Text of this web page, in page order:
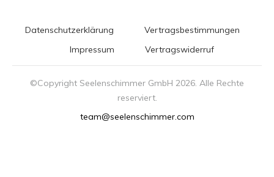
Datenschutzerklärung
Vertragsbestimmungen
Impressum
Vertragswiderruf
©Copyright Seelenschimmer GmbH 2026. Alle Rechte
reserviert.
team@seelenschimmer.com